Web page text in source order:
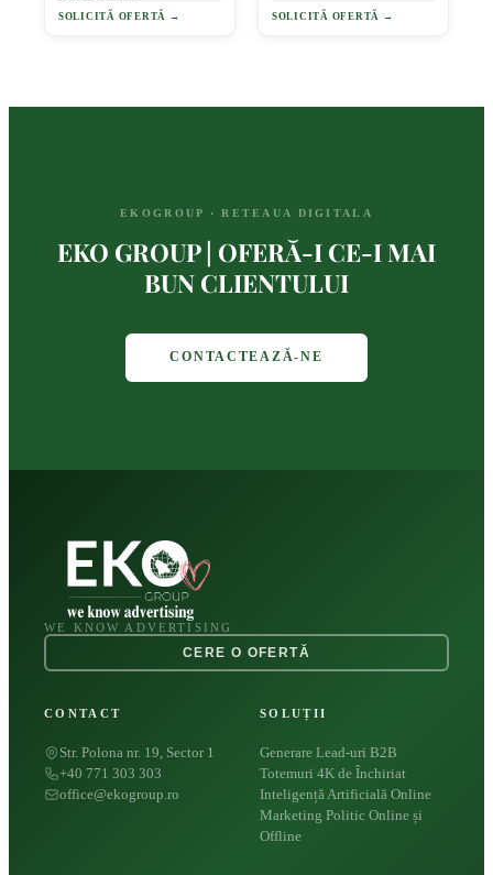
SOLICITĂ OFERTĂ → SOLICITĂ OFERTĂ →
EKOGROUP · RETEAUA DIGITALA
EKO GROUP | OFERĂ-I CE-I MAI
BUN CLIENTULUI
CONTACTEAZĂ-NE
WE KNOW ADVERTISING
CERE O OFERTĂ
CONTACT
Str. Polona nr. 19, Sector 1
+40 771 303 303
office@ekogroup.ro
SOLUȚII
Generare Lead-uri B2B
Totemuri 4K de Închiriat
Inteligență Artificială Online
Marketing Politic Online și
Offline